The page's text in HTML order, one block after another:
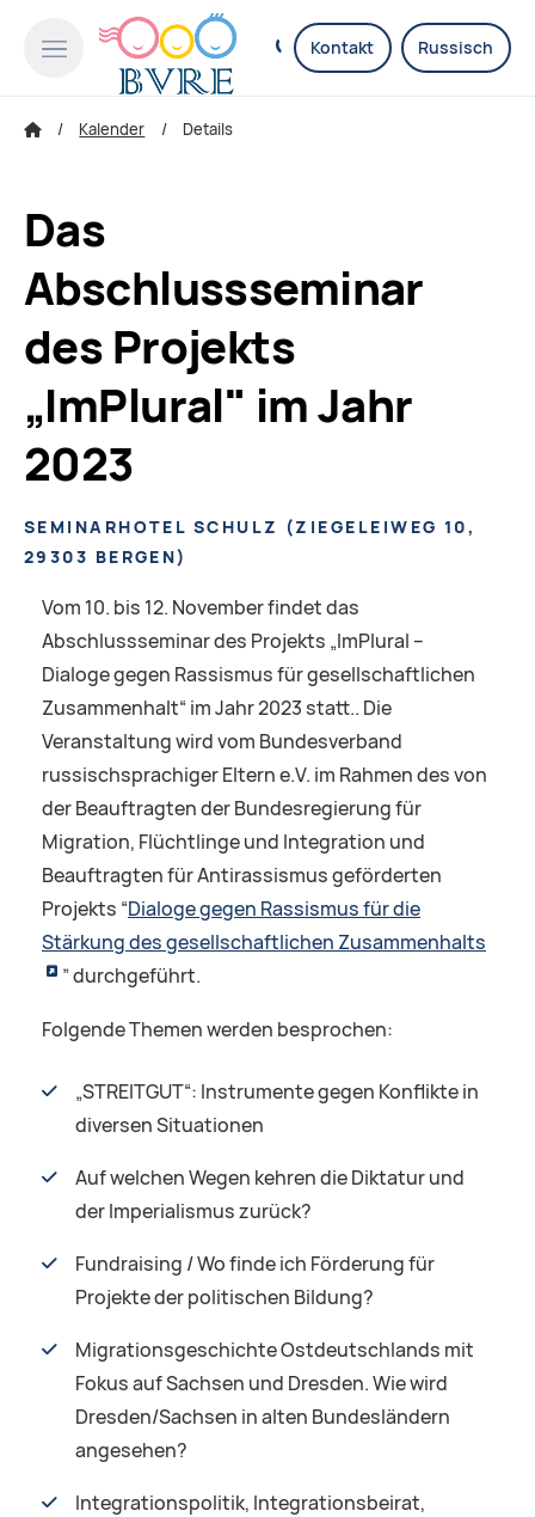
Kontakt Russisch
Kalender Details
Das
Abschlussseminar
des Projekts
„ImPlural" im Jahr
2023
SEMINARHOTEL SCHULZ (ZIEGELEIWEG 10,
29303 BERGEN)
Vom 10. bis 12. November findet das
Abschlussseminar des Projekts „ImPlural –
Dialoge gegen Rassismus für gesellschaftlichen
Zusammenhalt“ im Jahr 2023 statt.. Die
Veranstaltung wird vom Bundesverband
russischsprachiger Eltern e.V. im Rahmen des von
der Beauftragten der Bundesregierung für
Migration, Flüchtlinge und Integration und
Beauftragten für Antirassismus geförderten
Projekts “Dialoge gegen Rassismus für die
Stärkung des gesellschaftlichen Zusammenhalts
” durchgeführt.
Folgende Themen werden besprochen:
„STREITGUT“: Instrumente gegen Konflikte in
diversen Situationen
Auf welchen Wegen kehren die Diktatur und
der Imperialismus zurück?
Fundraising / Wo finde ich Förderung für
Projekte der politischen Bildung?
Migrationsgeschichte Ostdeutschlands mit
Fokus auf Sachsen und Dresden. Wie wird
Dresden/Sachsen in alten Bundesländern
angesehen?
Integrationspolitik, Integrationsbeirat,